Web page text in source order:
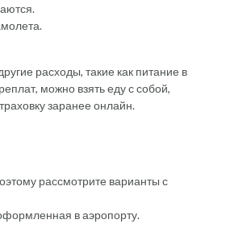
расходы, такие как питание в
можно взять еду с собой,
заранее онлайн.
рассмотрите варианты с
в аэропорту.